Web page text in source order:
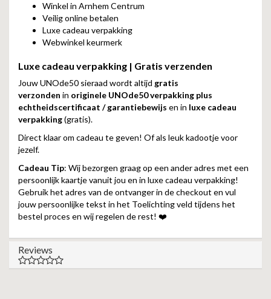
Winkel in Arnhem Centrum
Veilig online betalen
Luxe cadeau verpakking
Webwinkel keurmerk
Luxe cadeau verpakking | Gratis verzenden
Jouw UNOde50 sieraad wordt altijd gratis
verzonden in originele UNOde50 verpakking plus
echtheidscertificaat / garantiebewijs en in luxe cadeau
verpakking(gratis).
Direct klaar om cadeau te geven! Of als leuk kadootje voor
jezelf.
Cadeau Tip: Wij bezorgen graag op een ander adres met een
persoonlijk kaartje vanuit jou en in luxe cadeau verpakking!
Gebruik het adres van de ontvanger in de checkout en vul
jouw persoonlijke tekst in het Toelichting veld tijdens het
bestel proces en wij regelen de rest! ❤️
Reviews